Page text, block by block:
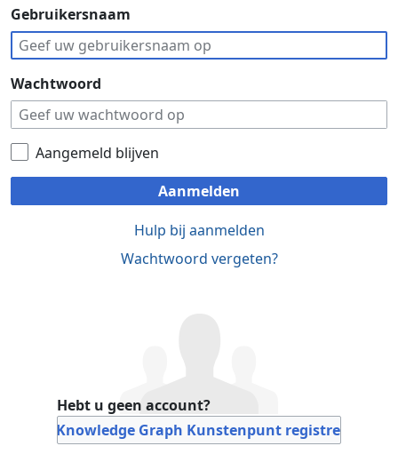
Ga naar:navigatie,
Gebruikersnaam
Wachtwoord
Aangemeld blijven
Aanmelden
Hulp bij aanmelden
Wachtwoord vergeten?
Hebt u geen account?
Bij Knowledge Graph Kunstenpunt registreren